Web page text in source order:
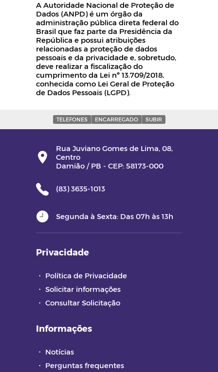
A Autoridade Nacional de Proteção de
Dados (ANPD) é um órgão da
administração pública direta federal do
Brasil que faz parte da Presidência da
República e possui atribuições
relacionadas a proteção de dados
pessoais e da privacidade e, sobretudo,
deve realizar a fiscalização do
cumprimento da Lei nº 13.709/2018,
conhecida como Lei Geral de Proteção
de Dados Pessoais (LGPD).
TELEFONES ENCARREGADO SUBIR
Rua Juviano Gomes de Lima, 08,
Centro
Damião / PB - CEP: 58173-000
(83) 3635-1013
Segunda à Sexta: Das 07h às 13h
Privacidade
・ Política de Privacidade
・ Solicitar informações
・ Consultar Solicitação
Informações
・ Notícias
・ Perguntas frequentes